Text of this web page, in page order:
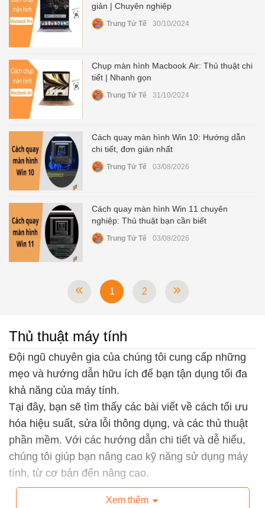
giản | Chuyên nghiệp
Trung Tử Tế 30/10/2024
Chụp màn hình Macbook Air: Thủ thuật chi
tiết | Nhanh gọn
Trung Tử Tế 31/10/2024
Cách quay màn hình Win 10: Hướng dẫn
chi tiết, đơn giản nhất
Trung Tử Tế 03/08/2026
Cách quay màn hình Win 11 chuyên
nghiệp: Thủ thuật bạn cần biết
Trung Tử Tế 03/08/2026
1 2
Thủ thuật máy tính
Đội ngũ chuyên gia của chúng tôi cung cấp những
mẹo và hướng dẫn hữu ích để bạn tận dụng tối đa
khả năng của máy tính.
Tại đây, bạn sẽ tìm thấy các bài viết về cách tối ưu
hóa hiệu suất, sửa lỗi thông dụng, và các thủ thuật
phần mềm. Với các hướng dẫn chi tiết và dễ hiểu,
chúng tôi giúp bạn nâng cao kỹ năng sử dụng máy
tính, từ cơ bản đến nâng cao.
Xem thêm